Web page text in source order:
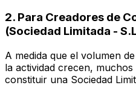
2. Para Creadores de
(Sociedad Limitada -
A medida que el volumen
la actividad crecen,
constituir una Sociedad